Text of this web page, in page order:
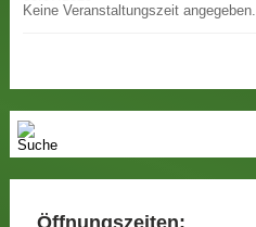
Keine Veranstaltungszeit angegeben.
Öffnungszeiten: